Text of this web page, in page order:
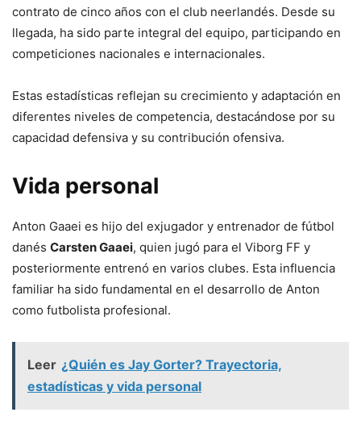
contrato de cinco años con el club neerlandés. Desde su
llegada, ha sido parte integral del equipo, participando en
competiciones nacionales e internacionales.
Estas estadísticas reflejan su crecimiento y adaptación en
diferentes niveles de competencia, destacándose por su
capacidad defensiva y su contribución ofensiva.
Vida personal
Anton Gaaei es hijo del exjugador y entrenador de fútbol
danés Carsten Gaaei, quien jugó para el Viborg FF y
posteriormente entrenó en varios clubes. Esta influencia
familiar ha sido fundamental en el desarrollo de Anton
como futbolista profesional.
Leer ¿Quién es Jay Gorter? Trayectoria,
estadísticas y vida personal